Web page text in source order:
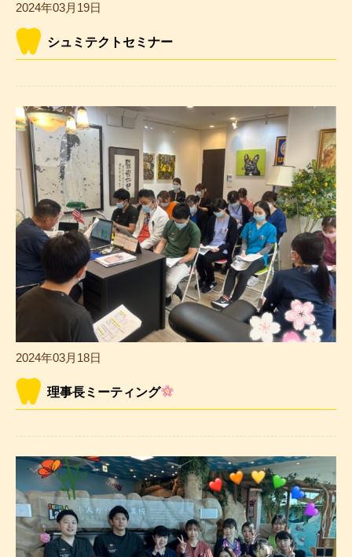
2024年03月19日
シュミテクトセミナー
2024年03月18日
理事長ミーティング